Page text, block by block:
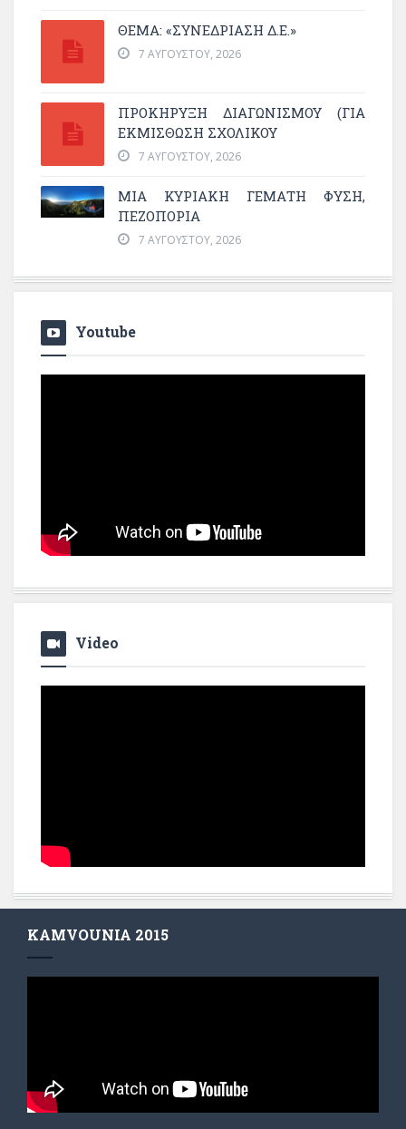
ΘΕΜΑ: «ΣΥΝΕΔΡΊΑΣΗ Δ.Ε.»
7 ΑΥΓΟΎΣΤΟΥ, 2026
ΠΡΟΚΗΡΥΞΗ ΔΙΑΓΩΝΙΣΜΟΥ (ΓΙΑ
ΕΚΜΊΣΘΩΣΗ ΣΧΟΛΙΚΟΎ
7 ΑΥΓΟΎΣΤΟΥ, 2026
ΜΙΑ ΚΥΡΙΑΚΉ ΓΕΜΆΤΗ ΦΎΣΗ,
ΠΕΖΟΠΟΡΊΑ
7 ΑΥΓΟΎΣΤΟΥ, 2026
Youtube
Video
KAMVOUNIA 2015